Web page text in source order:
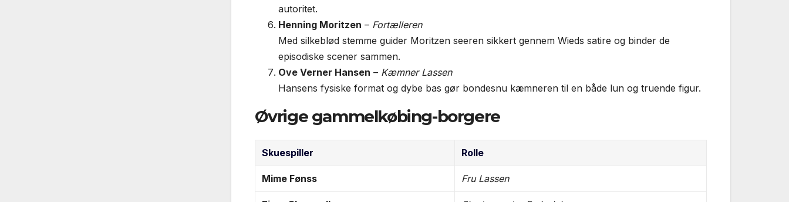
autoritet.
Henning Moritzen – Fortælleren
Med silke­blød stemme guider Moritzen seeren sikkert gennem Wieds satire og binder de
episodiske scener sammen.
Ove Verner Hansen – Kæmner Lassen
Hansens fysiske format og dybe bas gør bondesnu kæmneren til en både lun og truende figur.
Øvrige gammelkøbing-borgere
Skuespiller Rolle
Mime Fønss Fru Lassen